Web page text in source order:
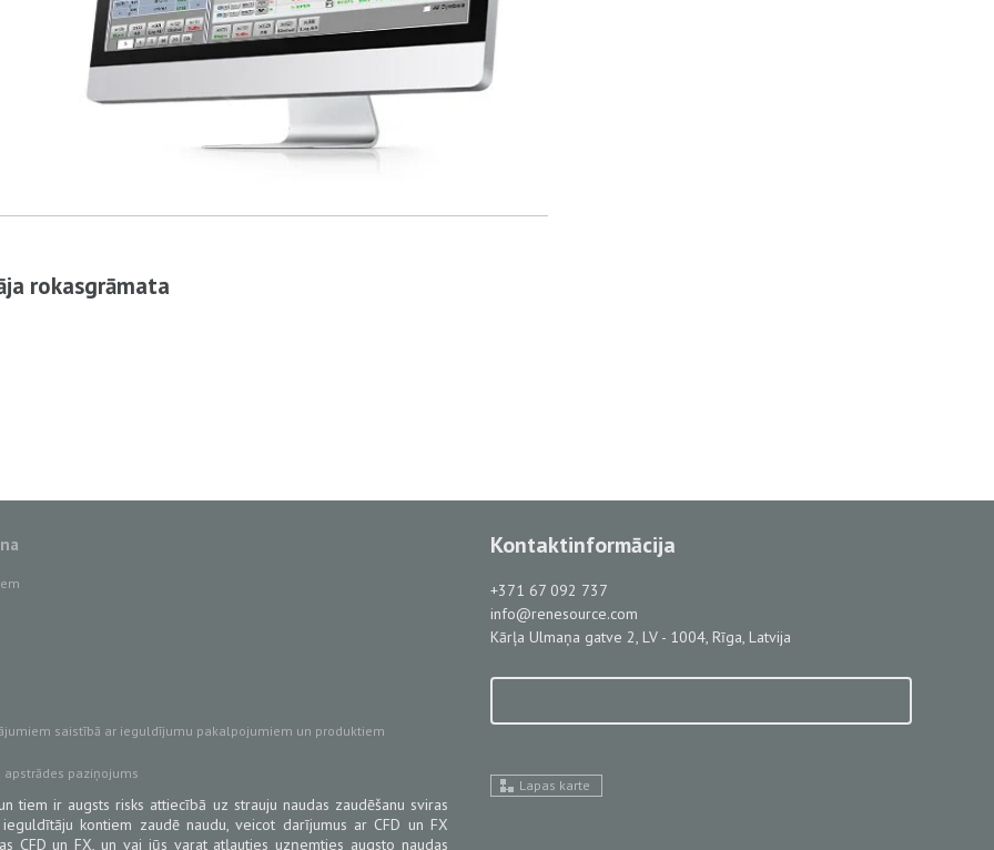
rokasgrāmata
Kontaktinformācija
+371 67 092 737
info@renesource.com
Kārļa Ulmaņa gatve 2, LV - 1004, Rīga, Latvija
Lapas karte
saistībā ar ieguldījumu pakalpojumiem un produktiem
paziņojums
tiem ir augsts risks attiecībā uz strauju naudas zaudēšanu sviras
kontiem zaudē naudu, veicot darījumus ar CFD un FX
CFD un FX, un vai jūs varat atļauties uzņemties augsto naudas